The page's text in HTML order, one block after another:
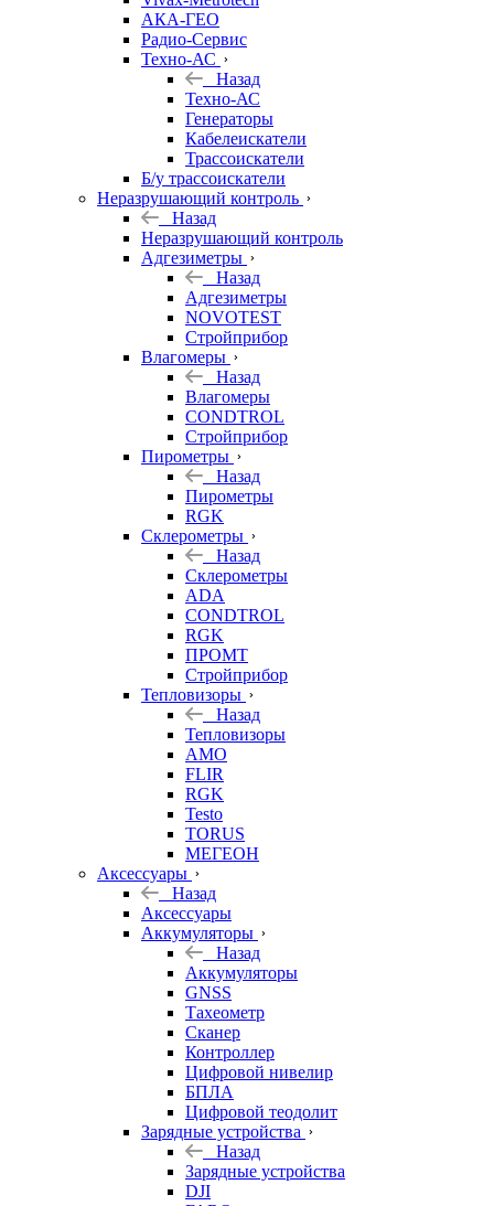
АКА-ГЕО
Радио-Сервис
Техно-АС
Назад
Техно-АС
Генераторы
Кабелеискатели
Трассоискатели
Б/у трассоискатели
Неразрушающий контроль
Назад
Неразрушающий контроль
Адгезиметры
Назад
Адгезиметры
NOVOTEST
Стройприбор
Влагомеры
Назад
Влагомеры
CONDTROL
Стройприбор
Пирометры
Назад
Пирометры
RGK
Склерометры
Назад
Склерометры
ADA
CONDTROL
RGK
ПРОМТ
Стройприбор
Тепловизоры
Назад
Тепловизоры
AMO
FLIR
RGK
Testo
TORUS
МЕГЕОН
Аксессуары
Назад
Аксессуары
Аккумуляторы
Назад
Аккумуляторы
GNSS
Тахеометр
Сканер
Контроллер
Цифровой нивелир
БПЛА
Цифровой теодолит
Зарядные устройства
Назад
Зарядные устройства
DJI